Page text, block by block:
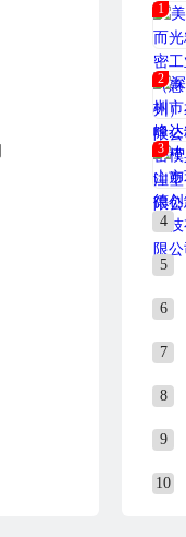
1
2
3
4
5
6
7
8
9
10